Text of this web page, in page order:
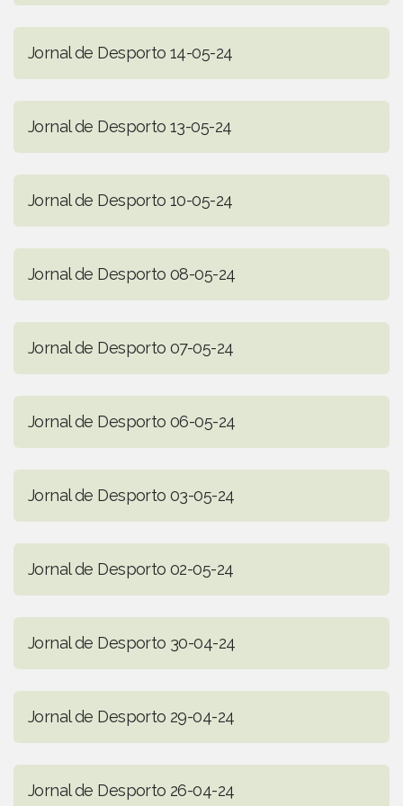
Jornal de Desporto 14-05-24
Jornal de Desporto 13-05-24
Jornal de Desporto 10-05-24
Jornal de Desporto 08-05-24
Jornal de Desporto 07-05-24
Jornal de Desporto 06-05-24
Jornal de Desporto 03-05-24
Jornal de Desporto 02-05-24
Jornal de Desporto 30-04-24
Jornal de Desporto 29-04-24
Jornal de Desporto 26-04-24